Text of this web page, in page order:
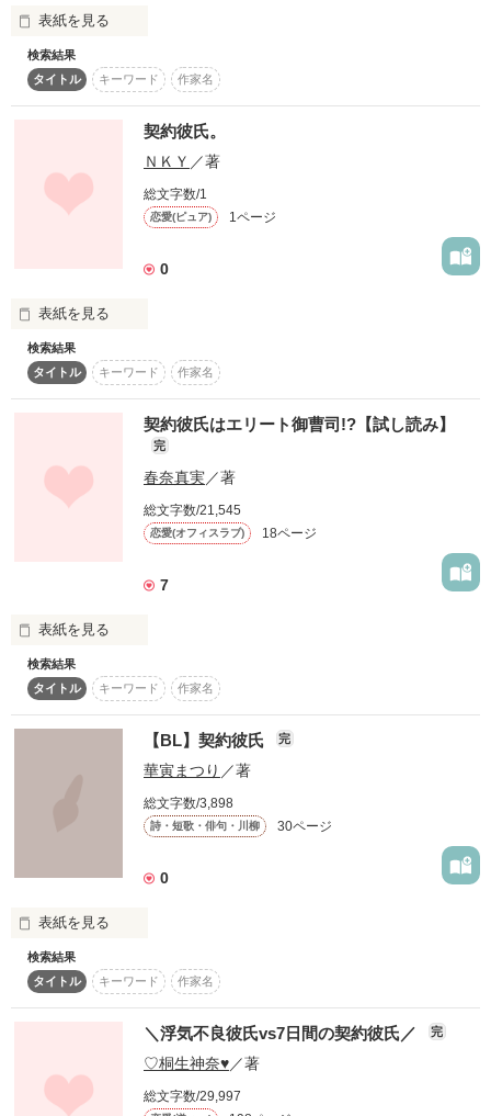
小さな籠の中の鳥は
生まれた瞬間から
毎日与えられたものだけを頂いて
自分でも気付かない間に
意思が挟まれない生活を余儀なくされていた。
一瞬だけ外の世界に羽ばたいてみたら
自分の中の常識が非常識だという事に
気づいてしまいました。
今日も小さな勇気と
大きな恋心を抱えて
あなたに会いに行きます。
毎日たったの三分間。
それは、臆病な殻を破る時間。
表紙を見る
ついに完結!!
※全ページ公開は終了いたしました。
（現在は、第1話のみ公開しています）
『さよなら「家政婦のミタ」特別版』など
大人気ドラマの脚本家・森山あけみさんの
初小説が期間限定で野いちごに登場☆
感想やレビューもお待ちしています！
作品を読む
検索結果
タイトル
キーワード 作家名
契約彼氏。
ＮＫＹ ／著
総文字数/1
恋愛(ピュア) 1ページ
0
表紙を見る
｢一ヶ月、俺の女になれ｣
それは、あまりにも強引で…、
あまりにも切なく…、
作品を読む
検索結果
タイトル
キーワード 作家名
契約彼氏はエリート御曹司!?【試し読み】
完
春奈真実／著
総文字数/21,545
恋愛(オフィスラブ) 18ページ
7
表紙を見る
『付き合った男をダメにする』
私に対して、社内で流れるイヤな噂。
つい「社内恋愛なんてしない！」と宣言したものの、
なぜか御曹司の閂蒼一（かんぬきそういち）さんが近づいてき
“仮の恋人”になったのはいいけれど……。
「キミを守るのは、いつだって俺でありたい」
本気で好きになっちゃいそう？
検索結果
タイトル
キーワード 作家名
【BL】契約彼氏 完
華寅まつり ／著
総文字数/3,898
詩・短歌・俳句・川柳 30ページ
0
表紙を見る
真面目な顔してさ
何言い出すかと思ったら
恋人契約しろ、だって？
ばっかじゃね？
検索結果
タイトル
キーワード 作家名
＼浮気不良彼氏vs7日間の契約彼氏／ 完
♡桐生神奈♥︎／著
総文字数/29,997